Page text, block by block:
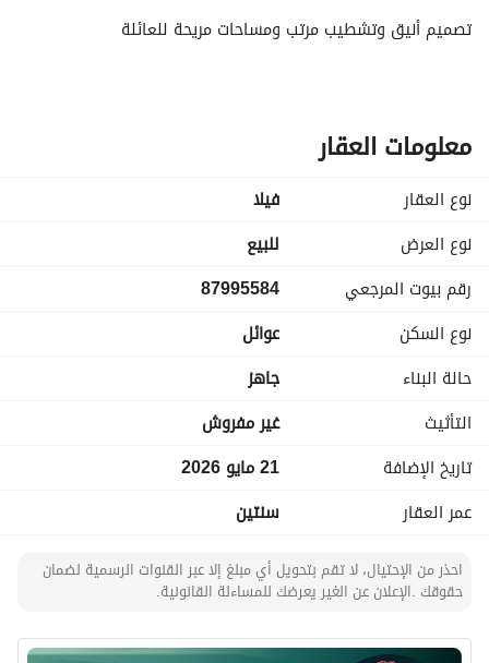
تصميم أنيق وتشطيب مرتب ومساحات مريحة للعائلة
وبلكونة - غرفتين نوم - دورة مياه مشتركة - صالة - مطبخ خدمات
موقع مميز وقريب من جميع الخدمات
خصوصية عالية
مناسبة للسكن والاستقرار
معلومات العقار
نوع العقار
فیلا
نوع العرض
للبيع
رقم بيوت المرجعي
87995584
نوع السكن
عوائل
حالة البناء
جاهز
التأثيث
غير مفروش
تاريخ الإضافة
21 مايو 2026
عمر العقار
سنتين
احذر من الإحتيال، لا تقم بتحويل أي مبلغ إلا عبر القنوات الرسمية لضمان
حقوقك .الإعلان عن الغير يعرضك للمساءلة القانونية.